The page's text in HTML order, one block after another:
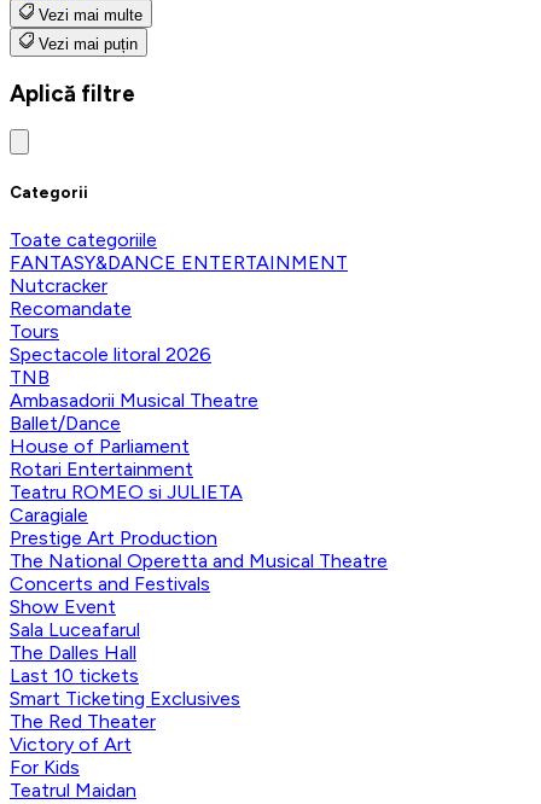
Vezi mai multe
Vezi mai puțin
Aplică filtre
Categorii
Toate categoriile
FANTASY&DANCE ENTERTAINMENT
Nutcracker
Recomandate
Tours
Spectacole litoral 2026
TNB
Ambasadorii Musical Theatre
Ballet/Dance
House of Parliament
Rotari Entertainment
Teatru ROMEO si JULIETA
Caragiale
Prestige Art Production
The National Operetta and Musical Theatre
Concerts and Festivals
Show Event
Sala Luceafarul
The Dalles Hall
Last 10 tickets
Smart Ticketing Exclusives
The Red Theater
Victory of Art
For Kids
Teatrul Maidan